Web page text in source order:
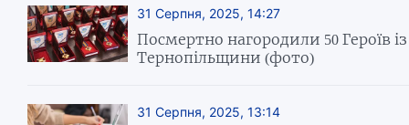
31 Серпня, 2025, 14:27
Посмертно нагородили 50 Героїв із
Тернопільщини (фото)
31 Серпня, 2025, 13:14